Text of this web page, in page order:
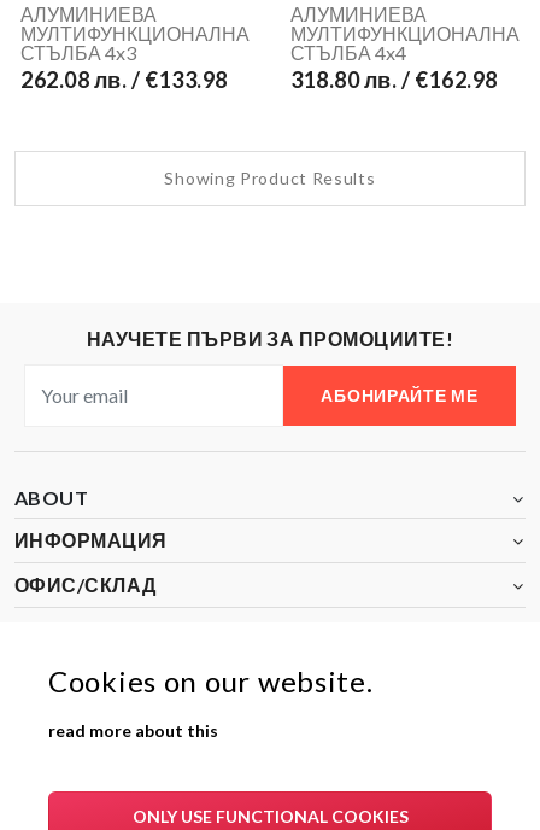
АЛУМИНИЕВА
МУЛТИФУНКЦИОНАЛНА
СТЪЛБА 4x3
262.08 лв. / €133.98
АЛУМИНИЕВА
МУЛТИФУНКЦИОНАЛНА
СТЪЛБА 4x4
318.80 лв. / €162.98
Showing Product Results
НАУЧЕТЕ ПЪРВИ ЗА ПРОМОЦИИТЕ!
АБОНИРАЙТЕ МЕ
ABOUT
ИНФОРМАЦИЯ
ОФИС/СКЛАД
2024-25 Aron Bulgaria
Cookies on our website.
read more about this
ONLY USE FUNCTIONAL COOKIES